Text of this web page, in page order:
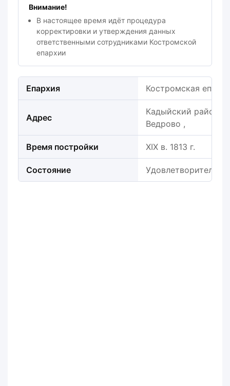
Внимание!
В настоящее время идёт процедура
корректировки и утверждения данных
ответственными сотрудниками Костромской
епархии
Епархия Костромская
Адрес
Кадыйский район,
Ведрово ,
Время постройки XIX в. 1813 г.
Состояние